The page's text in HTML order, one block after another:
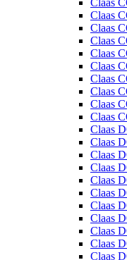
Claas
Claas
Claas
Claas
Claas
Claas
Claas
Claas
Claas
Claas
Claas
Claas
Claas
Claas
Claas
Claas
Claas
Claas
Claas
Claas
Claas